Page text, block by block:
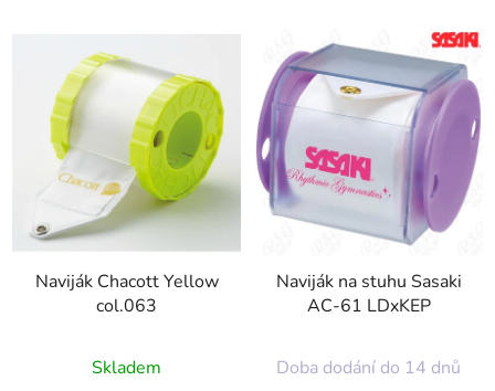
Naviják Chacott Yellow
col.063
Skladem
Naviják na stuhu Sasaki
AC-61 LDxKEP
Doba dodání do 14 dnů